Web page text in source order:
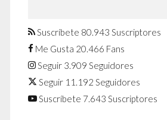
agosto
Suscríbete 80.943 Suscriptores
Me Gusta 20.466 Fans
Seguir 3.909 Seguidores
Seguir 11.192 Seguidores
Suscríbete 7.643 Suscriptores